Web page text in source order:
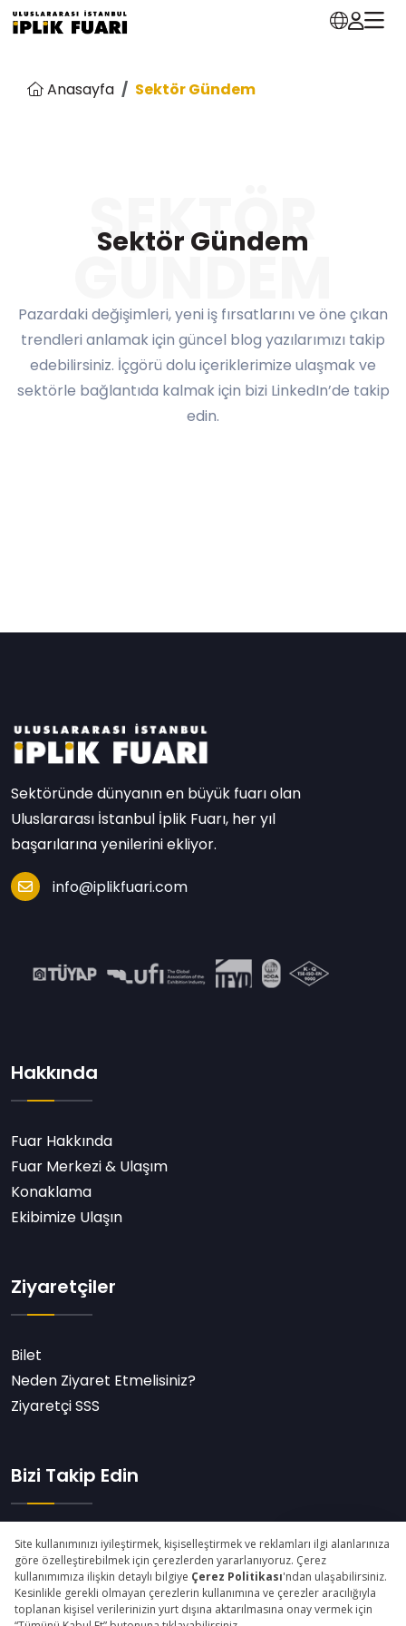
Anasayfa Sektör Gündem
Sektör Gündem
SEKTÖR
GÜNDEM
Pazardaki değişimleri, yeni iş fırsatlarını ve öne çıkan
trendleri anlamak için güncel blog yazılarımızı takip
edebilirsiniz. İçgörü dolu içeriklerimize ulaşmak ve
sektörle bağlantıda kalmak için bizi LinkedIn’de takip
edin.
Sektöründe dünyanın en büyük fuarı olan
Uluslararası İstanbul İplik Fuarı, her yıl
başarılarına yenilerini ekliyor.
info@iplikfuari.com
Hakkında
Fuar Hakkında
Fuar Merkezi & Ulaşım
Konaklama
Ekibimize Ulaşın
Ziyaretçiler
Bilet
Neden Ziyaret Etmelisiniz?
Ziyaretçi SSS
Bizi Takip Edin
Abone Ol